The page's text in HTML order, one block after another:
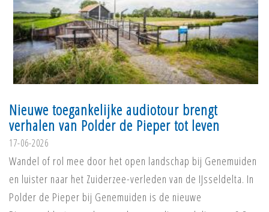
Nieuwe toegankelijke audiotour brengt
verhalen van Polder de Pieper tot leven
17-06-2026
Wandel of rol mee door het open landschap bij Genemuiden
en luister naar het Zuiderzee-verleden van de IJsseldelta. In
Polder de Pieper bij Genemuiden is de nieuwe